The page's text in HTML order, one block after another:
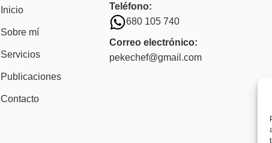
Inicio
Sobre mí
Servicios
Publicaciones
Contacto
Teléfono:
680 105 740
Correo electrónico:
pekechef@gmail.com